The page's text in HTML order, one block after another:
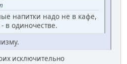
напитки надо не в кафе,
в одиночестве.
исключительно